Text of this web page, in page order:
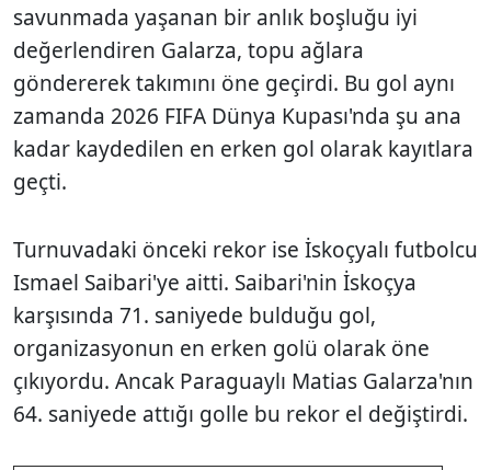
savunmada yaşanan bir anlık boşluğu iyi
değerlendiren Galarza, topu ağlara
göndererek takımını öne geçirdi. Bu gol aynı
zamanda 2026 FIFA Dünya Kupası'nda şu ana
kadar kaydedilen en erken gol olarak kayıtlara
geçti.
Turnuvadaki önceki rekor ise İskoçyalı futbolcu
Ismael Saibari'ye aitti. Saibari'nin İskoçya
karşısında 71. saniyede bulduğu gol,
organizasyonun en erken golü olarak öne
çıkıyordu. Ancak Paraguaylı Matias Galarza'nın
64. saniyede attığı golle bu rekor el değiştirdi.